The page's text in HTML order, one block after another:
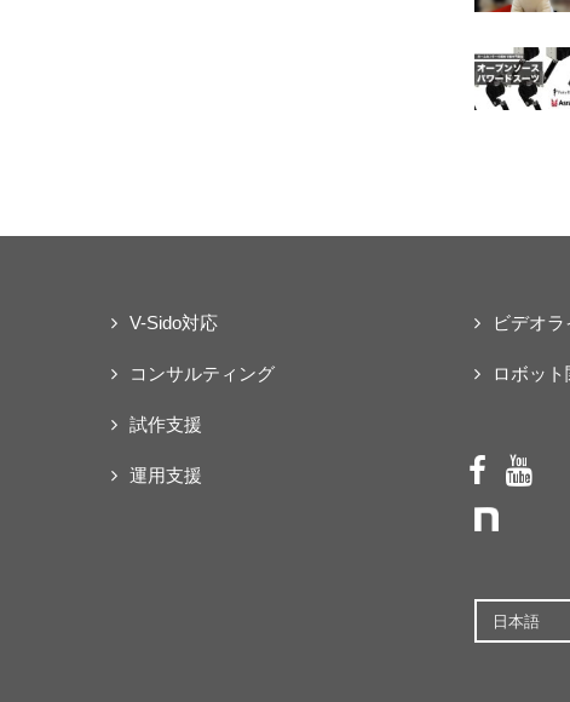
V-Sido対応
コンサルティング
試作支援
運用支援
ビデオラ
ロボッ
日本語